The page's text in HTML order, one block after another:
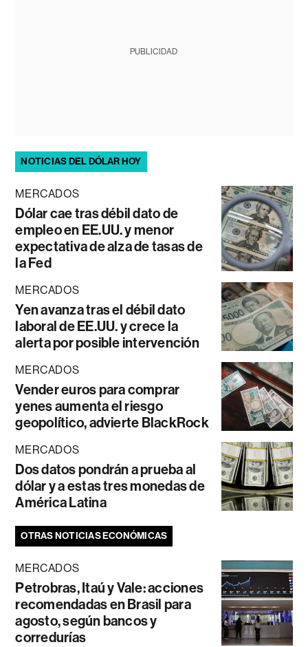
PUBLICIDAD
NOTICIAS DEL DÓLAR HOY
MERCADOS
Dólar cae tras débil dato de
empleo en EE.UU. y menor
expectativa de alza de tasas de
la Fed
MERCADOS
Yen avanza tras el débil dato
laboral de EE.UU. y crece la
alerta por posible intervención
MERCADOS
Vender euros para comprar
yenes aumenta el riesgo
geopolítico, advierte BlackRock
MERCADOS
Dos datos pondrán a prueba al
dólar y a estas tres monedas de
América Latina
OTRAS NOTICIAS ECONÓMICAS
MERCADOS
Petrobras, Itaú y Vale: acciones
recomendadas en Brasil para
agosto, según bancos y
corredurías